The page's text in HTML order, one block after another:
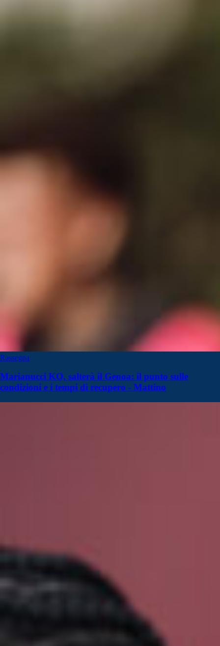
Rassegna
Marianucci KO, salterà il Genoa: il punto sulle
condizioni e i tempi di recupero - Mattino